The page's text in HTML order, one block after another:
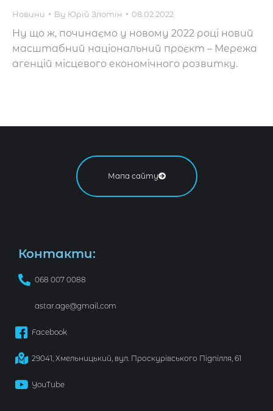
Новини By Юрій Злотін 08.02.2022
Ну що ж, починаємо у новому 2022 році новий
масштабний національний проєкт – Мережа
агенцій місцевого економічного розвитку.
Мапа сайту
Контакти:
068 007 0088
astar.age@gmail.com
Facebook
29041, Хмельницький, вул. Проскурівського Підпілля, 61
YouTube